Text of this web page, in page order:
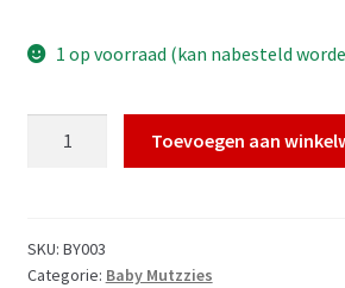
1 op voorraad (kan nabesteld
Toevoegen aan
SKU: BY003
Categorie: Baby Mutzzies